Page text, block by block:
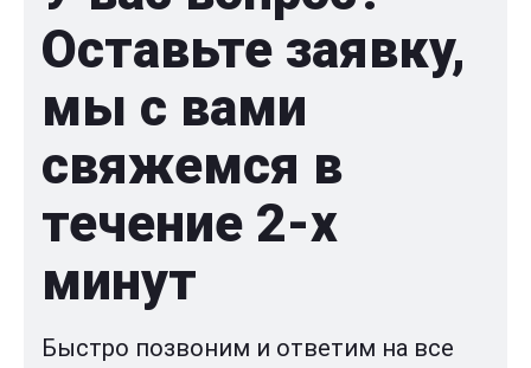
Оставьте заявку,
мы с вами
свяжемся в
течение 2-x
минут
Быстро позвоним и ответим на все